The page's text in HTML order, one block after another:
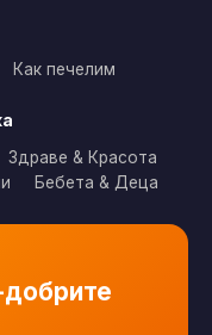
Как печелим
Здраве & Красота
Бебета & Деца